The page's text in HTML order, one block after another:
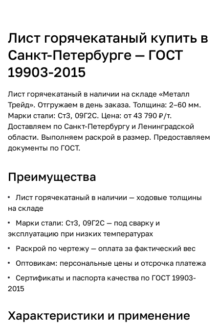
Лист горячекатаный купить в
Санкт-Петербурге — ГОСТ
19903-2015
Лист горячекатаный в наличии на складе «Металл
Трейд». Отгружаем в день заказа. Толщина: 2–60 мм.
Марки стали: Ст3, 09Г2С. Цена: от 43 790 ₽/т.
Доставляем по Санкт-Петербургу и Ленинградской
области. Выполняем раскрой в размер. Предоставляем
документы по ГОСТ.
Преимущества
Лист горячекатаный в наличии — ходовые толщины
на складе
Марки стали: Ст3, 09Г2С — под сварку и
эксплуатацию при низких температурах
Раскрой по чертежу — оплата за фактический вес
Оптовикам: персональные цены и отсрочка платежа
Сертификаты и паспорта качества по ГОСТ 19903-
2015
Характеристики и применение